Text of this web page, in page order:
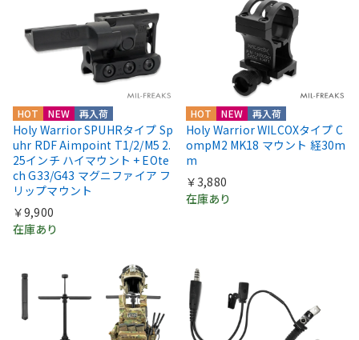
HOT NEW 再入荷
Holy Warrior SPUHRタイプ Sp
uhr RDF Aimpoint T1/2/M5 2.
25インチ ハイマウント + EOte
ch G33/G43 マグニファイア フ
リップマウント
￥9,900
在庫あり
HOT NEW 再入荷
Holy Warrior WILCOXタイプ C
ompM2 MK18 マウント 経30m
m
￥3,880
在庫あり